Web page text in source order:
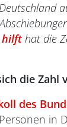
hilft hat die
die Zahl
des
in